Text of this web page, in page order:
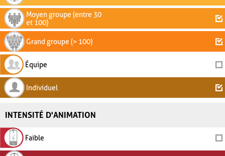
Moyen groupe (entre 30
et 100)
Grand groupe (> 100)
Équipe
Individuel
INTENSITÉ D'ANIMATION
Faible